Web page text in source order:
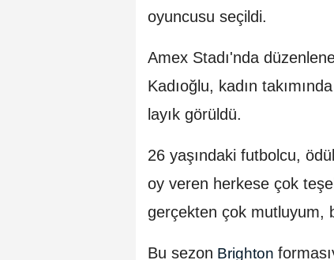
oyuncusu seçildi.
Amex Stadı'nda
Kadıoğlu, kadın
layık görüldü.
26 yaşındaki futbolcu,
oy veren herkese çok
gerçekten çok mutluyum,
Bu sezon Brighton